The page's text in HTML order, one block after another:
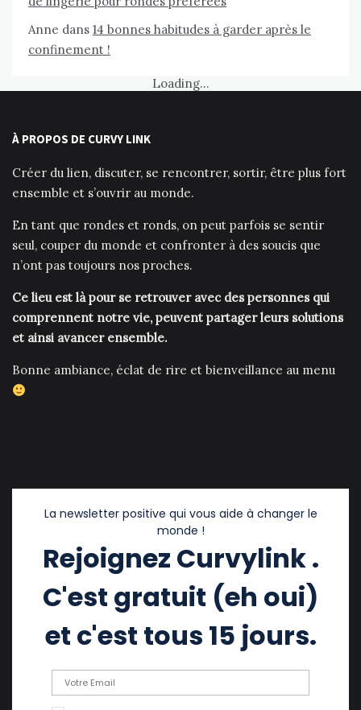
Anne dans 14 bonnes habitudes à garder après le
confinement !
Loading...
À PROPOS DE CURVY LINK
Créer du lien, discuter, se rencontrer, sortir, être plus fort
ensemble et s’ouvrir au monde.
En tant que rondes et ronds, on peut parfois se sentir
seul, couper du monde et confronter à des soucis que
n’ont pas toujours nos proches.
Ce lieu est là pour se retrouver avec des personnes qui
comprennent notre vie, peuvent partager leurs solutions
et ainsi avancer ensemble.
Bonne ambiance, éclat de rire et bienveillance au menu
La newsletter positive qui vous aide à changer le
monde !
Rejoignez Curvylink .
C'est gratuit (eh oui)
et c'est tous 15 jours.